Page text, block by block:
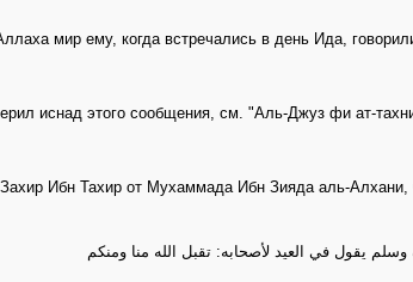
мир ему, когда встречались в день Ида,
иснад этого сообщения, см. "Аль-Джуз фи ат-
Ибн Тахир от Мухаммада Ибн Зияда аль-Алхани,
يقول في العيد لأصحابه: تقبل الله منا ومنكم